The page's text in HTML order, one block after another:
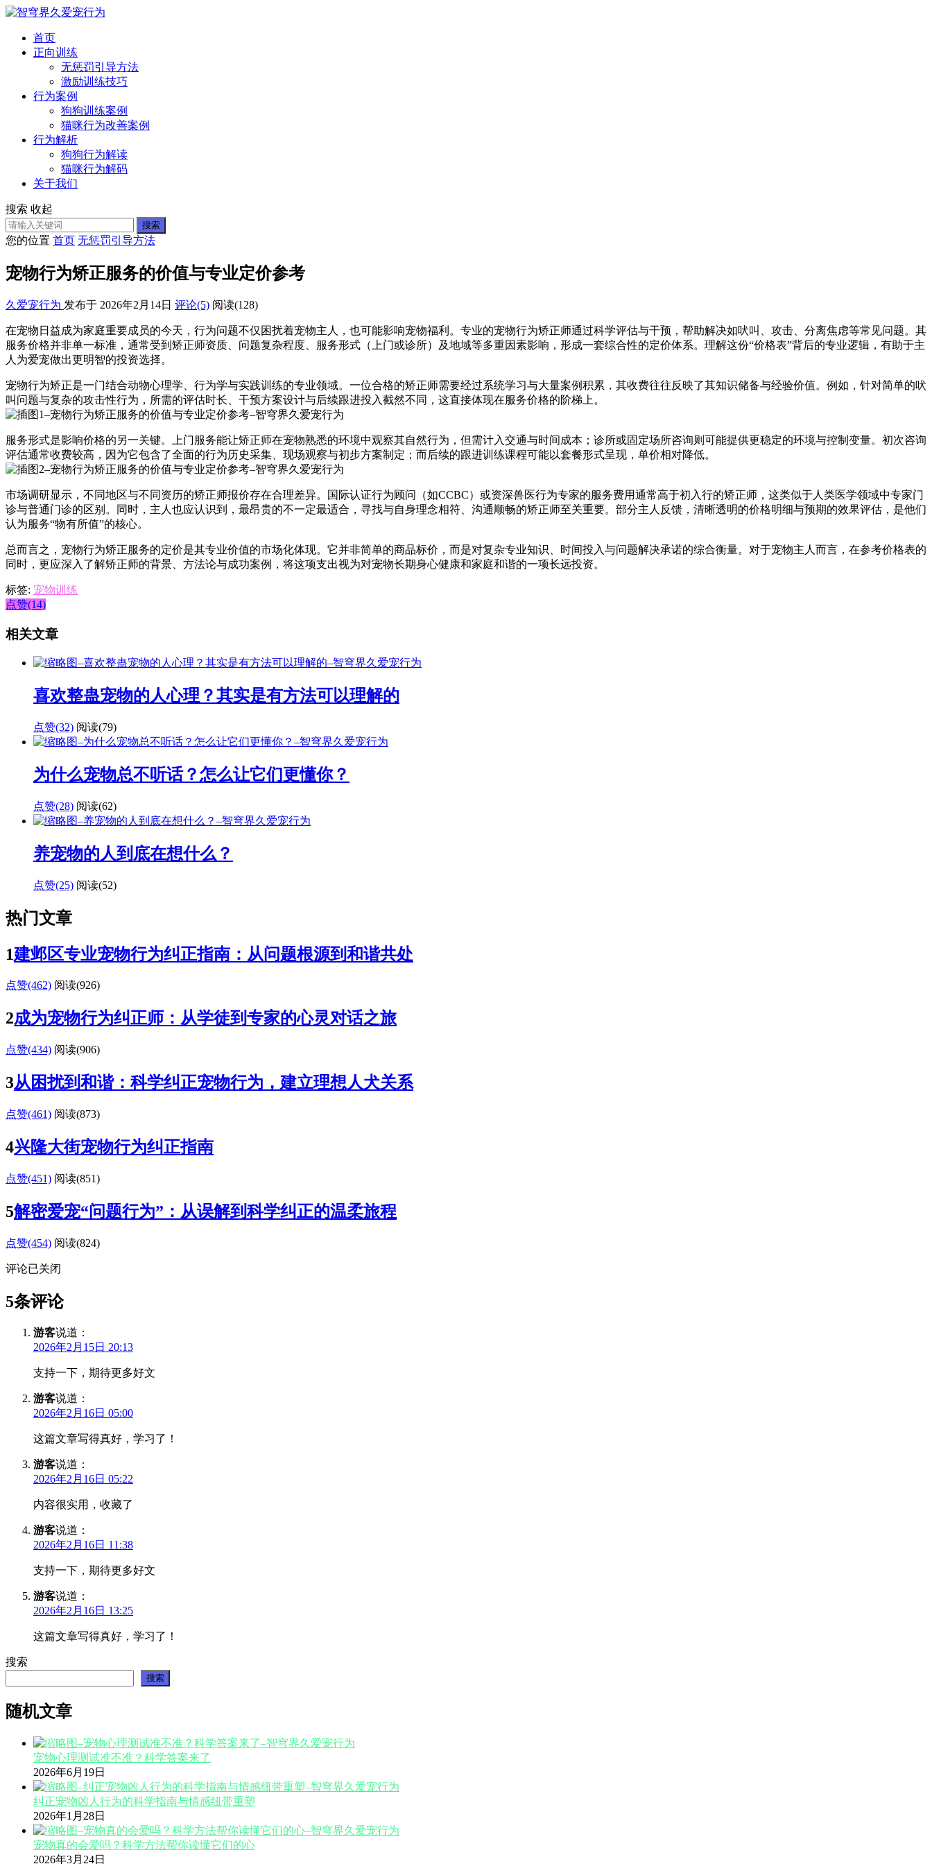
首页
正向训练
无惩罚引导方法
激励训练技巧
行为案例
狗狗训练案例
猫咪行为改善案例
行为解析
狗狗行为解读
猫咪行为解码
关于我们
搜索 收起
搜索
您的位置 首页 无惩罚引导方法
宠物行为矫正服务的价值与专业定价参考
久爱宠行为 发布于 2026年2月14日 评论(5) 阅读(128)
在宠物日益成为家庭重要成员的今天，行为问题不仅困扰着宠物主人，也可能影响宠物福利。专业的宠物行为矫正师通过科学评估与干预，帮助解决如吠叫、攻击、分离焦虑等常见问题。其
服务价格并非单一标准，通常受到矫正师资质、问题复杂程度、服务形式（上门或诊所）及地域等多重因素影响，形成一套综合性的定价体系。理解这份“价格表”背后的专业逻辑，有助于主
人为爱宠做出更明智的投资选择。
宠物行为矫正是一门结合动物心理学、行为学与实践训练的专业领域。一位合格的矫正师需要经过系统学习与大量案例积累，其收费往往反映了其知识储备与经验价值。例如，针对简单的吠
叫问题与复杂的攻击性行为，所需的评估时长、干预方案设计与后续跟进投入截然不同，这直接体现在服务价格的阶梯上。
服务形式是影响价格的另一关键。上门服务能让矫正师在宠物熟悉的环境中观察其自然行为，但需计入交通与时间成本；诊所或固定场所咨询则可能提供更稳定的环境与控制变量。初次咨询
评估通常收费较高，因为它包含了全面的行为历史采集、现场观察与初步方案制定；而后续的跟进训练课程可能以套餐形式呈现，单价相对降低。
市场调研显示，不同地区与不同资历的矫正师报价存在合理差异。国际认证行为顾问（如CCBC）或资深兽医行为专家的服务费用通常高于初入行的矫正师，这类似于人类医学领域中专家门
诊与普通门诊的区别。同时，主人也应认识到，最昂贵的不一定最适合，寻找与自身理念相符、沟通顺畅的矫正师至关重要。部分主人反馈，清晰透明的价格明细与预期的效果评估，是他们
认为服务“物有所值”的核心。
总而言之，宠物行为矫正服务的定价是其专业价值的市场化体现。它并非简单的商品标价，而是对复杂专业知识、时间投入与问题解决承诺的综合衡量。对于宠物主人而言，在参考价格表的
同时，更应深入了解矫正师的背景、方法论与成功案例，将这项支出视为对宠物长期身心健康和家庭和谐的一项长远投资。
标签: 宠物训练
点赞(14)
相关文章
喜欢整蛊宠物的人心理？其实是有方法可以理解的
点赞(32) 阅读(79)
为什么宠物总不听话？怎么让它们更懂你？
点赞(28) 阅读(62)
养宠物的人到底在想什么？
点赞(25) 阅读(52)
热门文章
1建邺区专业宠物行为纠正指南：从问题根源到和谐共处
点赞(462) 阅读(926)
2成为宠物行为纠正师：从学徒到专家的心灵对话之旅
点赞(434) 阅读(906)
3从困扰到和谐：科学纠正宠物行为，建立理想人犬关系
点赞(461) 阅读(873)
4兴隆大街宠物行为纠正指南
点赞(451) 阅读(851)
5解密爱宠“问题行为”：从误解到科学纠正的温柔旅程
点赞(454) 阅读(824)
评论已关闭
5条评论
游客说道：
2026年2月15日 20:13
支持一下，期待更多好文
游客说道：
2026年2月16日 05:00
这篇文章写得真好，学习了！
游客说道：
2026年2月16日 05:22
内容很实用，收藏了
游客说道：
2026年2月16日 11:38
支持一下，期待更多好文
游客说道：
2026年2月16日 13:25
这篇文章写得真好，学习了！
搜索
搜索
随机文章
宠物心理测试准不准？科学答案来了
2026年6月19日
纠正宠物凶人行为的科学指南与情感纽带重塑
2026年1月28日
宠物真的会爱吗？科学方法帮你读懂它们的心
2026年3月24日